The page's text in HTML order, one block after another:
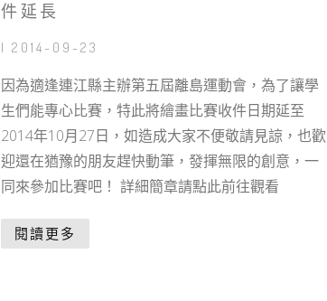
件延長
| 2014-09-23
因為適逢連江縣主辦第五屆離島運動會，為了讓學
生們能專心比賽，特此將繪畫比賽收件日期延至
2014年10月27日，如造成大家不便敬請見諒，也歡
迎還在猶豫的朋友趕快動筆，發揮無限的創意，一
同來參加比賽吧！ 詳細簡章請點此前往觀看
閱讀更多